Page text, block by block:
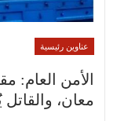
عناوين رئيسية
الأمن
معان،